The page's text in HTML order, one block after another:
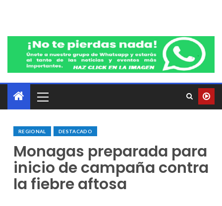
REGIONAL DESTACADO
Monagas preparada para
inicio de campaña contra
la fiebre aftosa